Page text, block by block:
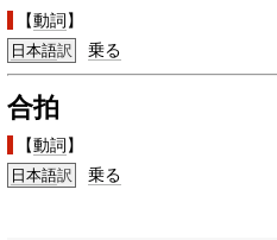
【動詞】
日本語訳 乗る
合拍
【動詞】
日本語訳 乗る